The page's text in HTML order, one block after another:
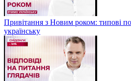
Привітання з Новим роком: типові
українську